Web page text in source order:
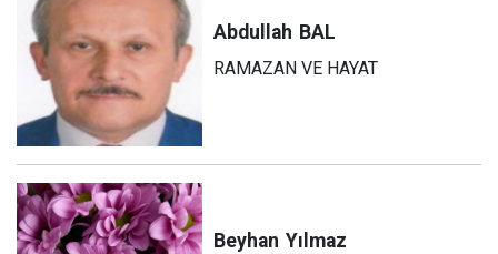
Abdullah BAL
RAMAZAN VE HAYAT
Beyhan Yılmaz